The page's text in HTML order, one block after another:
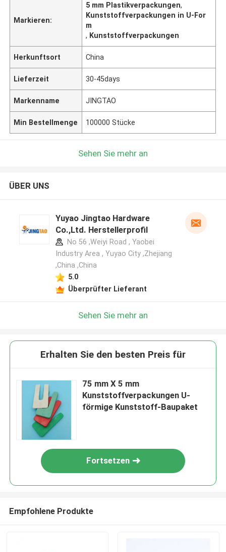
Markieren:
5 mm Plastikverpackungen,
Kunststoffverpackungen in U-For
m
, Kunststoffverpackungen
Herkunftsort China
Lieferzeit 30-45days
Markenname JINGTAO
Min Bestellmenge 100000 Stücke
Sehen Sie mehr an
ÜBER UNS
Yuyao Jingtao Hardware
Co.,Ltd. Herstellerprofil
No 56 ,Weiyi Road , Yaobei
Industry Area , Yuyao City ,Zhejiang
,China ,China
5.0
Überprüfter Lieferant
Sehen Sie mehr an
Erhalten Sie den besten Preis für
75 mm X 5 mm
Kunststoffverpackungen U-
förmige Kunststoff-Baupaket
Fortsetzen
Empfohlene Produkte